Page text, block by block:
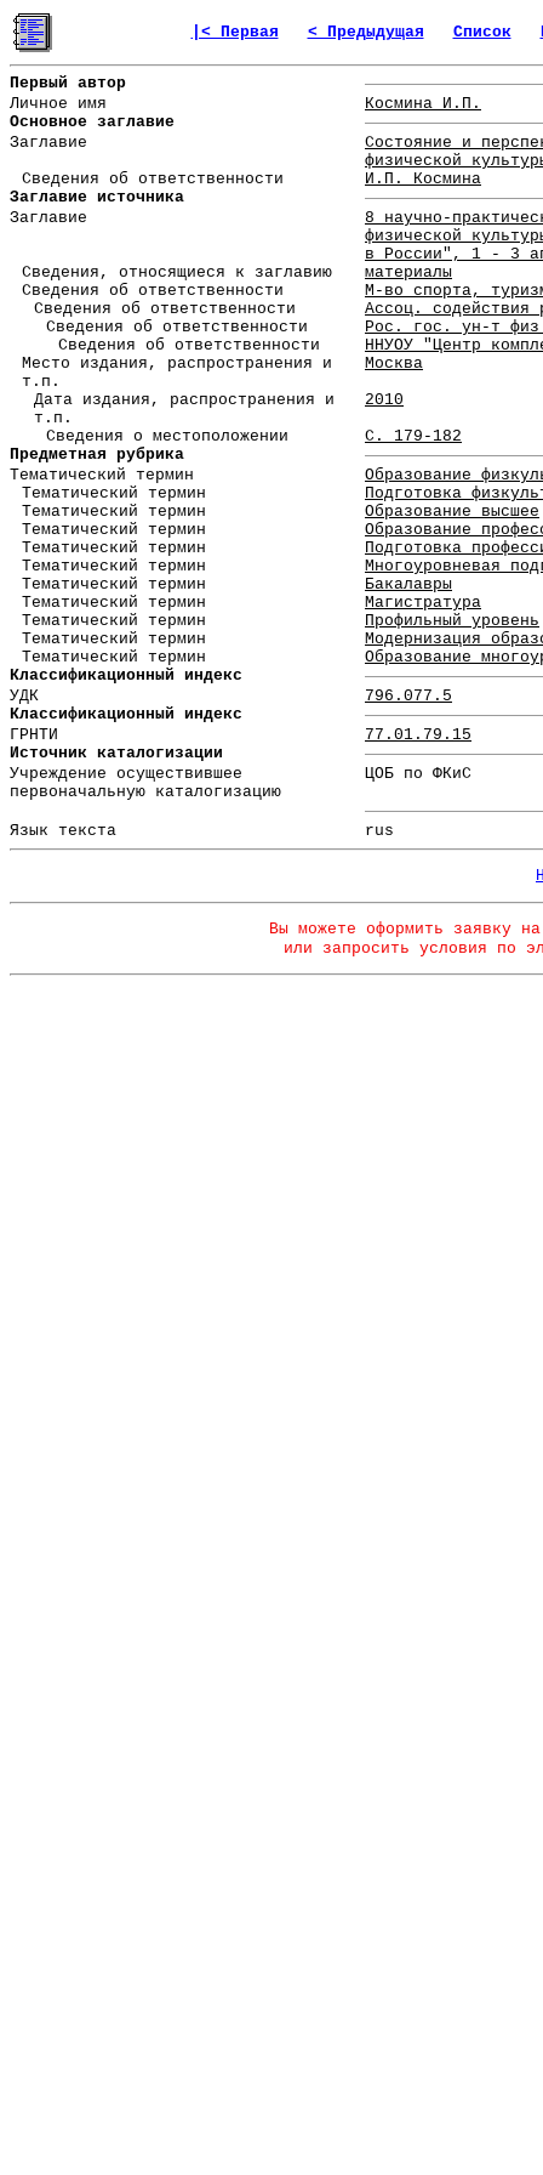
|< Первая < Предыдущая Список
Первый автор
Личное имя
Космина И.П.
Основное заглавие
Заглавие
Состояние и
физической
Сведения об ответственности
И.П. Космина
Заглавие источника
Заглавие
8 научно-
физической
в России", 1 - 3
Сведения, относящиеся к заглавию
материалы
Сведения об ответственности
М-во спорта,
Сведения об ответственности
Ассоц. содействия
Сведения об ответственности
Рос. гос. ун-т
Сведения об ответственности
ННУОУ "Центр
Место издания, распространения и
т.п.
Москва
Дата издания, распространения и
т.п.
2010
Сведения о местоположении
С. 179-182
Предметная рубрика
Тематический термин
Образование
Тематический термин
Подготовка
Тематический термин
Образование высшее
Тематический термин
Образование
Тематический термин
Подготовка
Тематический термин
Многоуровневая
Тематический термин
Бакалавры
Тематический термин
Магистратура
Тематический термин
Профильный уровень
Тематический термин
Модернизация
Тематический термин
Образование
Классификационный индекс
УДК
796.077.5
Классификационный индекс
ГРНТИ
77.01.79.15
Источник каталогизации
Учреждение осуществившее
первоначальную каталогизацию
ЦОБ по ФКиС
Язык текста rus
Вы можете оформить заявку
или запросить условия по